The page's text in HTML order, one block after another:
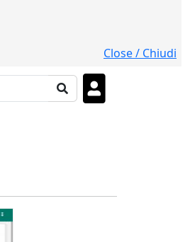
Close / Chiudi